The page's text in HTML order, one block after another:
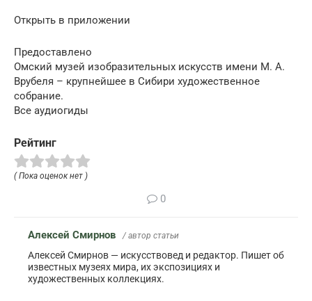
Открыть в приложении
Предоставлено
Омский музей изобразительных искусств имени М. А.
Врубеля – крупнейшее в Сибири художественное
собрание.
Все аудиогиды
Рейтинг
( Пока оценок нет )
0
Алексей Смирнов / автор статьи
Алексей Смирнов — искусствовед и редактор. Пишет об
известных музеях мира, их экспозициях и
художественных коллекциях.